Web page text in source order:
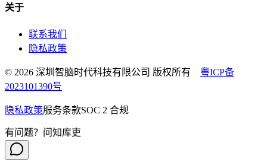
关于
联系我们
隐私政策
© 2026 深圳智脑时代科技有限公司 版权所有 粤ICP备
2023101390号
隐私政策服务条款SOC 2 合规
有问题？问知库吏